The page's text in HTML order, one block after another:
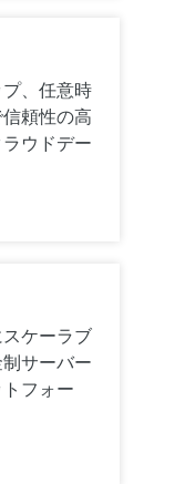
、任意時
頼性の高
ウドデー
ケーラブ
サーバー
フォー